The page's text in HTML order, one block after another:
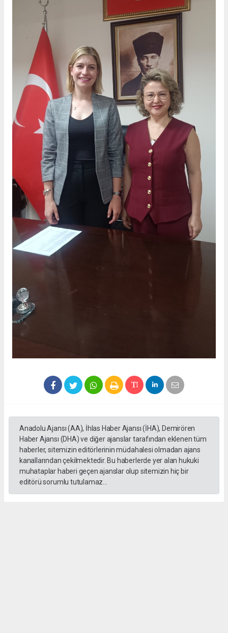
Anadolu Ajansı (AA), İhlas Haber Ajansı (İHA), Demirören
Haber Ajansı (DHA) ve diğer ajanslar tarafından eklenen tüm
haberler, sitemizin editörlerinin müdahalesi olmadan ajans
kanallarından çekilmektedir. Bu haberlerde yer alan hukuki
muhataplar haberi geçen ajanslar olup sitemizin hiç bir
editörü sorumlu tutulamaz...